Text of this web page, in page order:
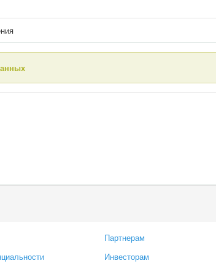
Партнерам
Инвесторам